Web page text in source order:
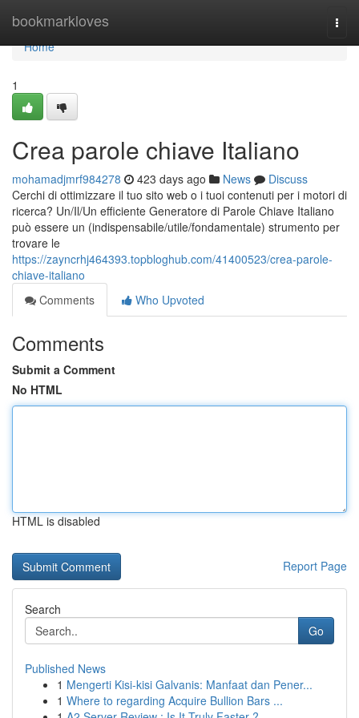
bookmarkloves
Home
Home
1
Crea parole chiave Italiano
mohamadjmrf984278 423 days ago News
Discuss
Cerchi di ottimizzare il tuo sito web o i tuoi contenuti per i motori di
ricerca? Un/Il/Un efficiente Generatore di Parole Chiave Italiano
può essere un (indispensabile/utile/fondamentale) strumento per
trovare le
https://zayncrhj464393.topbloghub.com/41400523/crea-parole-
chiave-italiano
Comments
Who Upvoted
Comments
Submit a Comment
No HTML
HTML is disabled
Report Page
Search
Go
Published News
1 Mengerti Kisi-kisi Galvanis: Manfaat dan Pener...
1 Where to regarding Acquire Bullion Bars ...